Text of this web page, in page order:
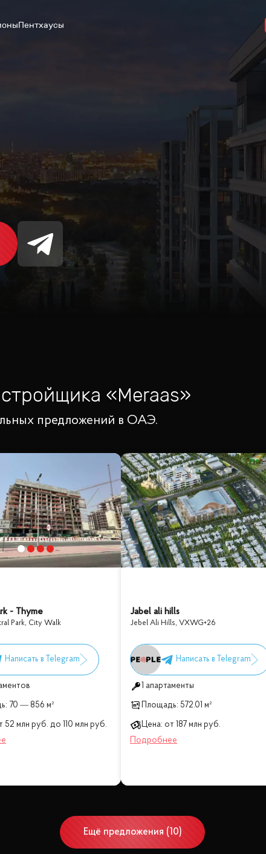
Пентхаусы
«Meraas»
предложений в ОАЭ.
- Thyme
Park, City Walk
70 — 856 м²
52 млн руб. до 110 млн руб.
Jabel ali hills
Jebel Ali Hills, VXWG+26
1 апартаменты
Площадь: 572.01 м²
Цена: от 187 млн руб.
Ещё предложения (10)